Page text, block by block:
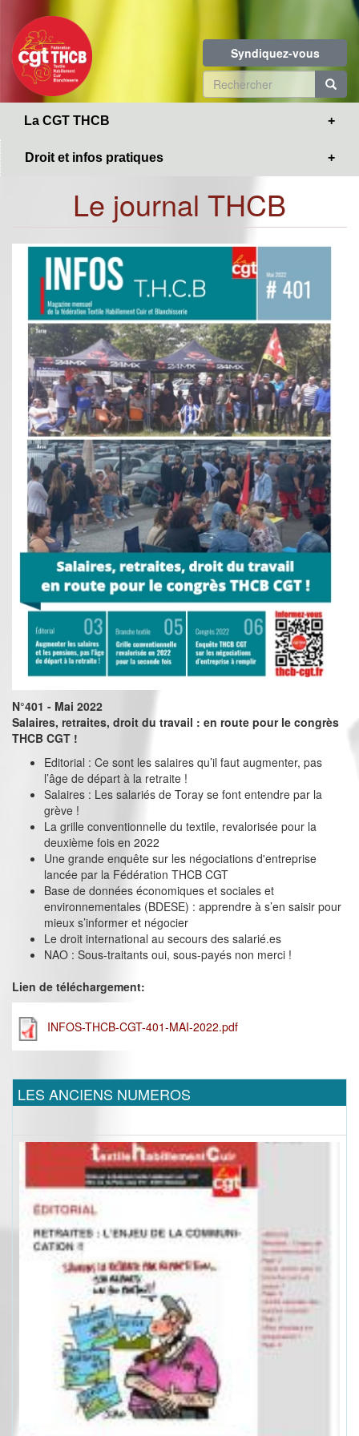
contenu
principal
Syndiquez-vous
Formulaire
de
La CGT THCB
Droit et infos pratiques
Le journal THCB
N°401 - Mai 2022
Salaires, retraites, droit du travail : en route pour le congrès
THCB CGT !
Editorial : Ce sont les salaires qu’il faut augmenter, pas
l’âge de départ à la retraite !
Salaires : Les salariés de Toray se font entendre par la
grève !
La grille conventionnelle du textile, revalorisée pour la
deuxième fois en 2022
Une grande enquête sur les négociations d'entreprise
lancée par la Fédération THCB CGT
Base de données économiques et sociales et
environnementales (BDESE) : apprendre à s’en saisir pour
mieux s’informer et négocier
Le droit international au secours des salarié.es
NAO : Sous-traitants oui, sous-payés non merci !
Lien de téléchargement:
INFOS-THCB-CGT-401-MAI-2022.pdf
LES ANCIENS NUMEROS